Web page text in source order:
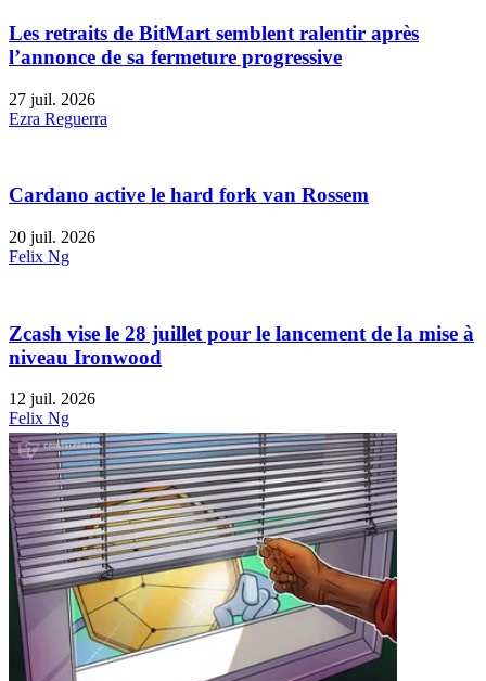
Les retraits de BitMart semblent ralentir après
l’annonce de sa fermeture progressive
27 juil. 2026
Ezra Reguerra
Cardano active le hard fork van Rossem
20 juil. 2026
Felix Ng
Zcash vise le 28 juillet pour le lancement de la mise à
niveau Ironwood
12 juil. 2026
Felix Ng